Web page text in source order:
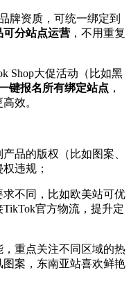
牌资质，可统一绑定到
可分站点运营 ，不用重复
Shop大促活动（比如黑
键报名所有绑定站点 ，
效。
品的版权（比如图案、
违规；
不同，比如欧美站可优
官方物流，提升定
重点关注不同区域的热
案，东南亚站喜欢鲜艳